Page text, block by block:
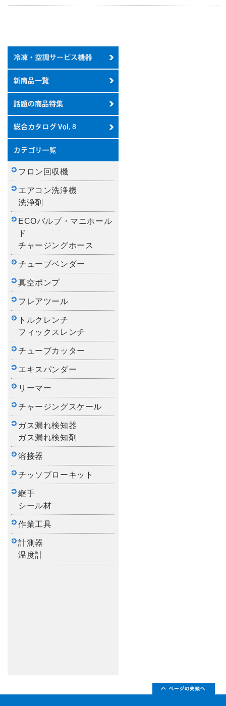
フロン回収機
エアコン洗浄機
洗浄剤
ECOバルブ・マニホール
ド
チャージングホース
チューブベンダー
真空ポンプ
フレアツール
トルクレンチ
フィックスレンチ
チューブカッター
エキスパンダー
リーマー
チャージングスケール
ガス漏れ検知器
ガス漏れ検知剤
溶接器
チッソブローキット
継手
シール材
作業工具
計測器
温度計